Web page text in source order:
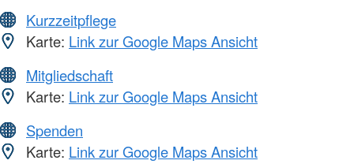
Kurzzeitpflege
Karte: Link zur Google Maps Ansicht
Mitgliedschaft
Karte: Link zur Google Maps Ansicht
Spenden
Karte: Link zur Google Maps Ansicht